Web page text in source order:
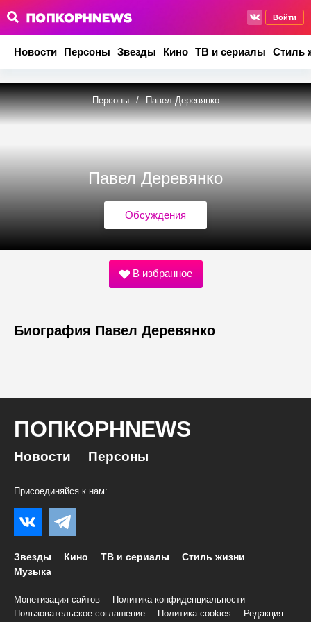
Войти
Новости Персоны Звезды Кино ТВ и сериалы Стиль
Персоны / Павел Деревянко
Павел Деревянко
Обсуждения
В избранное
Биография Павел Деревянко
ПОПКОРНNEWS
Новости Персоны
Присоединяйся к нам:
Звезды Кино ТВ и сериалы
Стиль жизни
Музыка
Монетизация сайтов
Политика конфиденциальности
Пользовательское соглашение
Политика cookies Редакция